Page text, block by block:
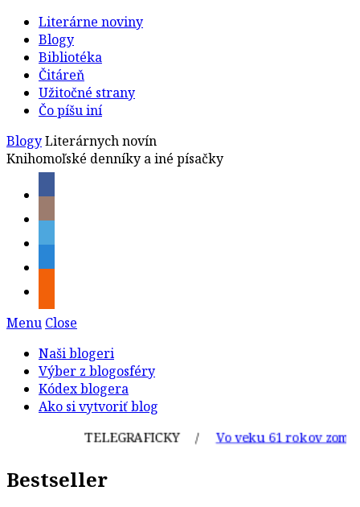
Literárne noviny
Blogy
Bibliotéka
Čitáreň
Užitočné strany
Čo píšu iní
BlogyLiterárnych novín
Knihomoľské denníky a iné písačky
Menu Close
Naši blogeri
Výber z blogosféry
Kódex blogera
Ako si vytvoriť blog
TELEGRAFICKY / Vo veku 61 rokov zomrel
Bestseller